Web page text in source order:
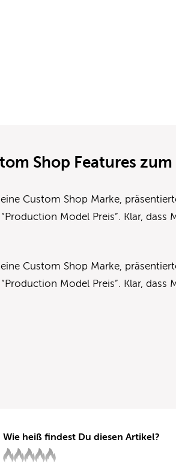
Shop Features
Custom Shop Marke,
Model Preis”. Klar, dass
Custom Shop Marke,
Model Preis”. Klar, dass
Wie heiß findest Du diesen Artikel?